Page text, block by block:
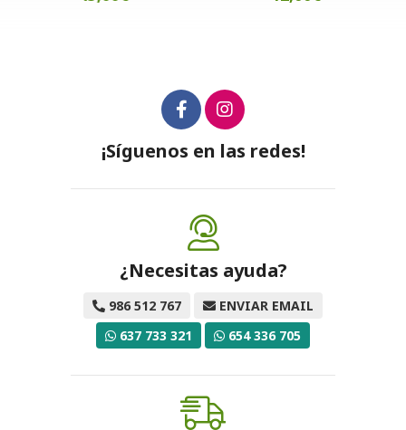
¡Síguenos en las redes!
¿Necesitas ayuda?
986 512 767
ENVIAR EMAIL
637 733 321
654 336 705